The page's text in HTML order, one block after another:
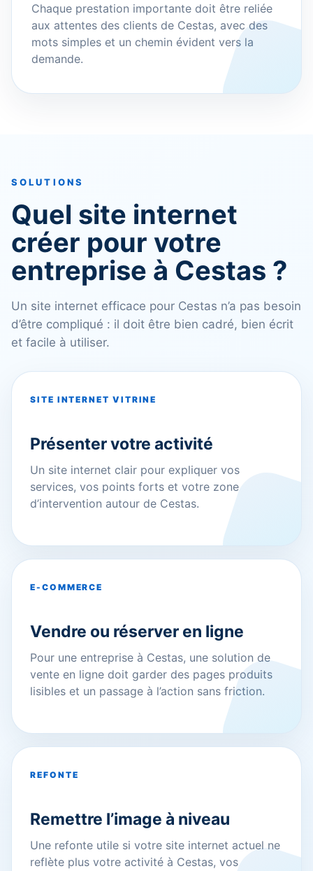
Chaque prestation importante doit être reliée
aux attentes des clients de Cestas, avec des
mots simples et un chemin évident vers la
demande.
SOLUTIONS
Quel site internet
créer pour votre
entreprise à Cestas ?
Un site internet efficace pour Cestas n’a pas besoin
d’être compliqué : il doit être bien cadré, bien écrit
et facile à utiliser.
SITE INTERNET VITRINE
Présenter votre activité
Un site internet clair pour expliquer vos
services, vos points forts et votre zone
d’intervention autour de Cestas.
E-COMMERCE
Vendre ou réserver en ligne
Pour une entreprise à Cestas, une solution de
vente en ligne doit garder des pages produits
lisibles et un passage à l’action sans friction.
REFONTE
Remettre l’image à niveau
Une refonte utile si votre site internet actuel ne
reflète plus votre activité à Cestas, vos